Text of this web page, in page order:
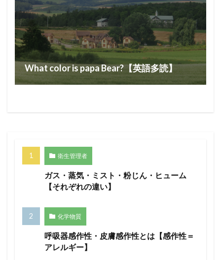
What color is papa Bear?【英語多読】
衛生管理者
ガス・蒸気・ミスト・粉じん・ヒューム
【それぞれの違い】
化学物質
呼吸器感作性・皮膚感作性とは【感作性＝
アレルギー】